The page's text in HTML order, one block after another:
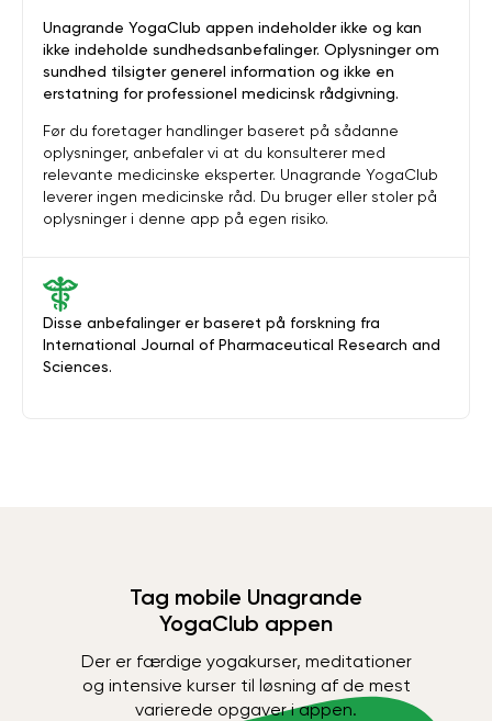
Disse anbefalinger er baseret på forskning fra
International Journal of Pharmaceutical Research and
Sciences.
Unagrande YogaClub appen indeholder ikke og kan
ikke indeholde sundhedsanbefalinger. Oplysninger om
sundhed tilsigter generel information og ikke en
erstatning for professionel medicinsk rådgivning.
Før du foretager handlinger baseret på sådanne
oplysninger, anbefaler vi at du konsulterer med
relevante medicinske eksperter. Unagrande YogaClub
leverer ingen medicinske råd. Du bruger eller stoler på
oplysninger i denne app på egen risiko.
Tag mobile Unagrande
YogaClub appen
Der er færdige yogakurser, meditationer
og intensive kurser til løsning af de mest
varierede opgaver i appen.